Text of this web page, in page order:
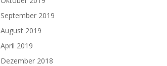
September 2019
August 2019
April 2019
Dezember 2018